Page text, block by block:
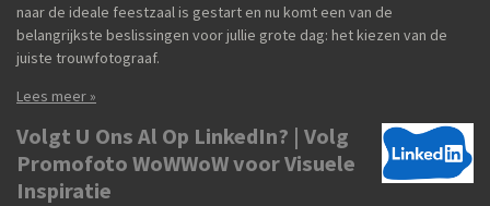
naar de ideale feestzaal is gestart en nu komt een van de
belangrijkste beslissingen voor jullie grote dag: het kiezen van de
juiste trouwfotograaf.
Lees meer »
Volgt U Ons Al Op LinkedIn? | Volg
Promofoto WoWWoW voor Visuele
Inspiratie